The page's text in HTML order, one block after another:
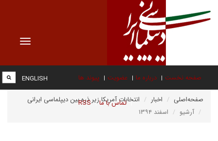
Toggle
صفحه نخست درباره ما عضویت پیوند ها
تماس با ما RSS
ENGLISH
صفحه‌اصلی اخبار
انتخابات آمریکا زیر ذره بین دیپلماسی ایرانی
آرشیو
اسفند ۱۳۹۴